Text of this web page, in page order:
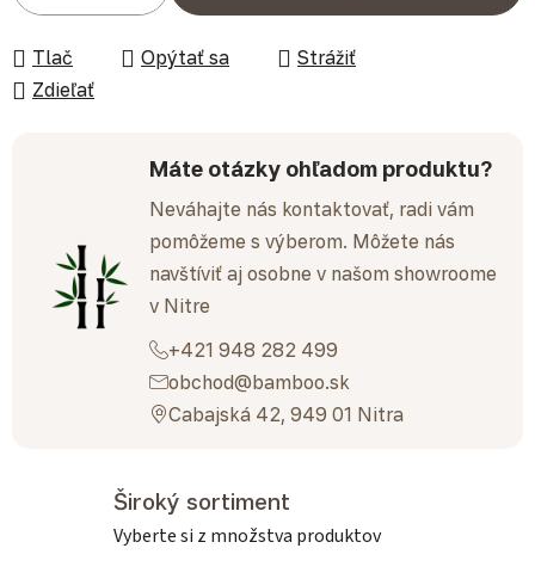
Tlač Opýtať sa
Strážiť
Zdieľať
Máte otázky ohľadom produktu?
Neváhajte nás kontaktovať, radi vám
pomôžeme s výberom. Môžete nás
navštíviť aj osobne v našom showroome
v Nitre
+421 948 282 499
obchod@bamboo.sk
Cabajská 42, 949 01 Nitra
Široký sortiment
Vyberte si z množstva produktov